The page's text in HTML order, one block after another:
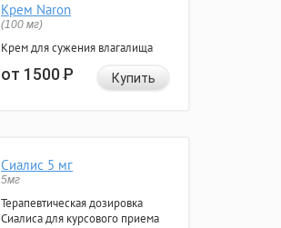
Крем Naron
(100 мг)
Крем для сужения влагалища
от 1500Р Купить
Сиалис 5 мг
5мг
Терапевтическая дозировка
Сиалиса для курсового приема